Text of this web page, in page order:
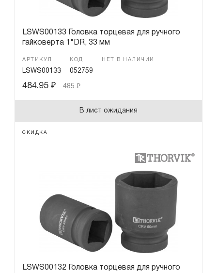
LSWS00133 Головка торцевая для ручного
гайковерта 1"DR, 33 мм
АРТИКУЛ
LSWS00133
КОД
052759
НЕТ В НАЛИЧИИ
484.95 ₽ 485₽
В лист ожидания
СКИДКА
LSWS00132 Головка торцевая для ручного